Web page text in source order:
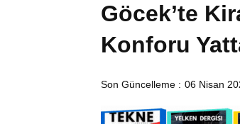
Göcek’te
Konforu
Son Güncelleme : 06 Nisan